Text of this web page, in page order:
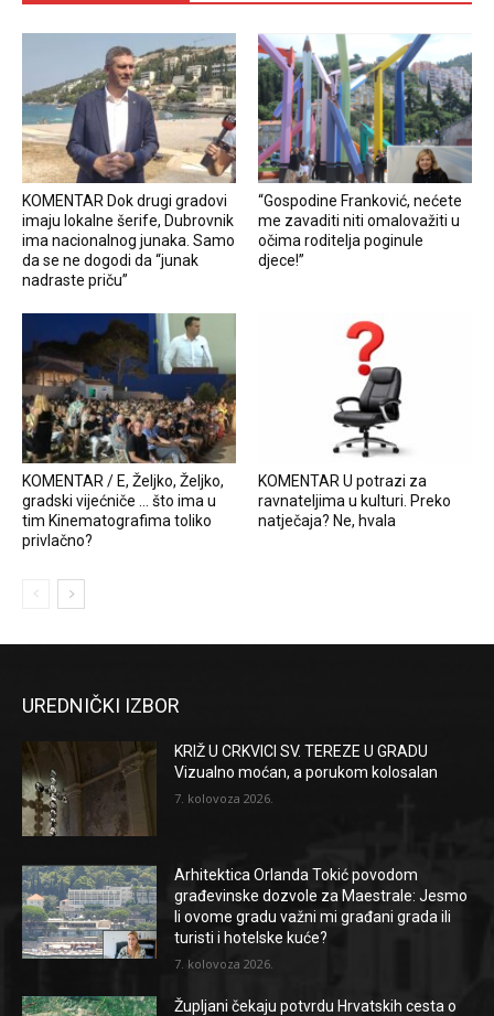
KOMENTAR Dok drugi gradovi
imaju lokalne šerife, Dubrovnik
ima nacionalnog junaka. Samo
da se ne dogodi da “junak
nadraste priču”
“Gospodine Franković, nećete
me zavaditi niti omalovažiti u
očima roditelja poginule
djece!”
KOMENTAR / E, Željko, Željko,
gradski vijećniče … što ima u
tim Kinematografima toliko
privlačno?
KOMENTAR U potrazi za
ravnateljima u kulturi. Preko
natječaja? Ne, hvala
UREDNIČKI IZBOR
KRIŽ U CRKVICI SV. TEREZE U GRADU
Vizualno moćan, a porukom kolosalan
7. kolovoza 2026.
Arhitektica Orlanda Tokić povodom
građevinske dozvole za Maestrale: Jesmo
li ovome gradu važni mi građani grada ili
turisti i hotelske kuće?
7. kolovoza 2026.
Župljani čekaju potvrdu Hrvatskih cesta o